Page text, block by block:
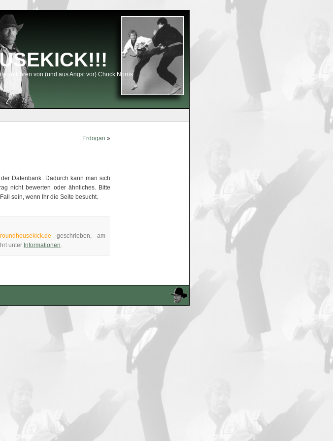
zu Ehren von (und aus Angst vor) Chuck Norris
Erdogan »
Datenbank. Dadurch kann man sich
nicht bewerten oder ähnliches. Bitte
sein, wenn Ihr die Seite besucht.
roundhousekick.de geschrieben, am
unter Informationen.